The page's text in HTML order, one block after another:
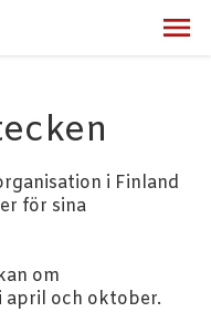
i Finland
för sina
om
april och oktober.